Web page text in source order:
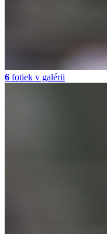
6 fotiek v galérii